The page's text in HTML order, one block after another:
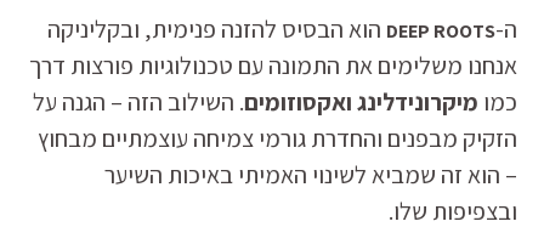
ה-DEEP ROOTS הוא הבסיס להזנה פנימית, ובקליניקה
אנחנו משלימים את התמונה עם טכנולוגיות פורצות דרך
כמו מיקרונידלינג ואקסוזומים. השילוב הזה – הגנה על
הזקיק מבפנים והחדרת גורמי צמיחה עוצמתיים מבחוץ
– הוא זה שמביא לשינוי האמיתי באיכות השיער
ובצפיפות שלו.